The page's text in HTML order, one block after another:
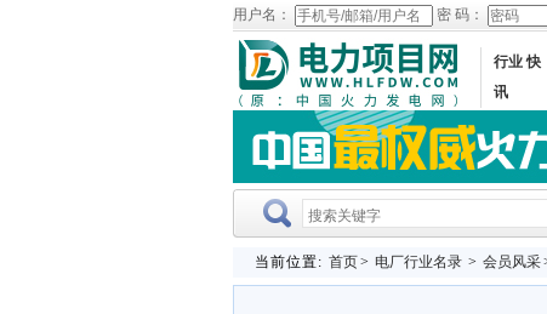
用户名： 密 码：
行业 快
讯
当前位置: 首页> 电厂行业名录 > 会员风采